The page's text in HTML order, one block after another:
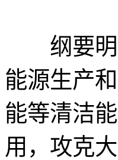
纲要明
能源生产
能等清洁
用，攻克